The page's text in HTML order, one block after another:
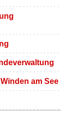
am See